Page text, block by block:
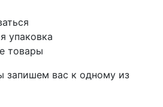
упаковка
товары
запишем вас к одному из